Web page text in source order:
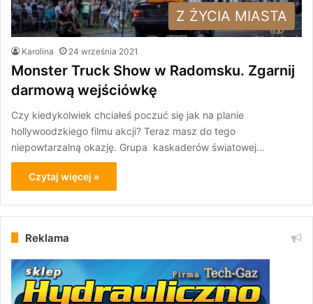
Z ŻYCIA MIASTA
Karolina 24 września 2021
Monster Truck Show w Radomsku. Zgarnij
darmową wejściówkę
Czy kiedykolwiek chciałeś poczuć się jak na planie
hollywoodzkiego filmu akcji? Teraz masz do tego
niepowtarzalną okazję. Grupa kaskaderów światowej…
Czytaj więcej »
Reklama